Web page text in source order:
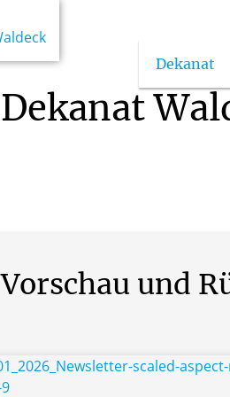
Dekanat
Dekanat
Vorschau und